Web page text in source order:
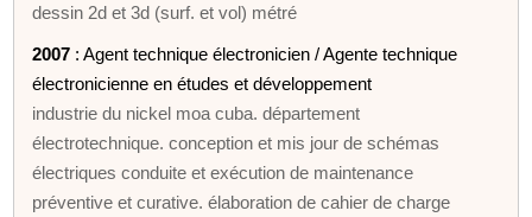
dessin 2d et 3d (surf. et vol) métré
2007 : Agent technique électronicien / Agente technique
électronicienne en études et développement
industrie du nickel moa cuba. département
électrotechnique. conception et mis jour de schémas
électriques conduite et exécution de maintenance
préventive et curative. élaboration de cahier de charge